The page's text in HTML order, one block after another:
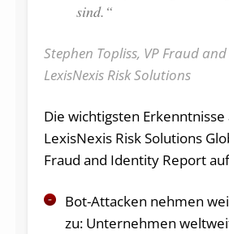
sind.“
Stephen Topliss, VP Fraud
LexisNexis Risk Solutions
Die wichtigsten Erkenntnisse
LexisNexis Risk Solutions
Fraud and Identity Report
Bot-Attacken nehmen
zu: Unternehmen